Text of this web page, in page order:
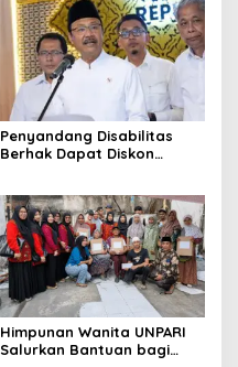
Penyandang Disabilitas
Berhak Dapat Diskon
Himpunan Wanita UNPARI
Salurkan Bantuan bagi